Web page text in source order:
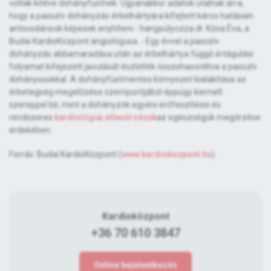
voltak kitéve dohányfüstnek. Ugyanakkor adatok utalnak arra,
hogy a passzív dohányzás érbelhártyára kifejtett káros hatásain
antioxidánsok képesek enyhíteni - hangsúlyozza dr. Kósa Éva, a
Budai KardioKözpont angiológusa. - Egy évvel a passzív
dohányzás abbamaradása után az érbelhártya függő értágulási
folyamat kifejezett javulását észlelték összehasonlítva a passzív
dohányosokkal. A dohányfüstmentes környezet kialakítása az
érbetegség megelőzése szempontjából éppúgy kiemelt
szereppel bír, mint a dohányzók egyéni erőfeszítései és
rendszeres kardiológiai ellenőrzésükaz egészségük megőrzése
érdekében.
Forrás: Budai KardioKözpont ( www.kardiokozpont.hu
Kardioközpont
+36 70 610 3847
Online bejelentkezés